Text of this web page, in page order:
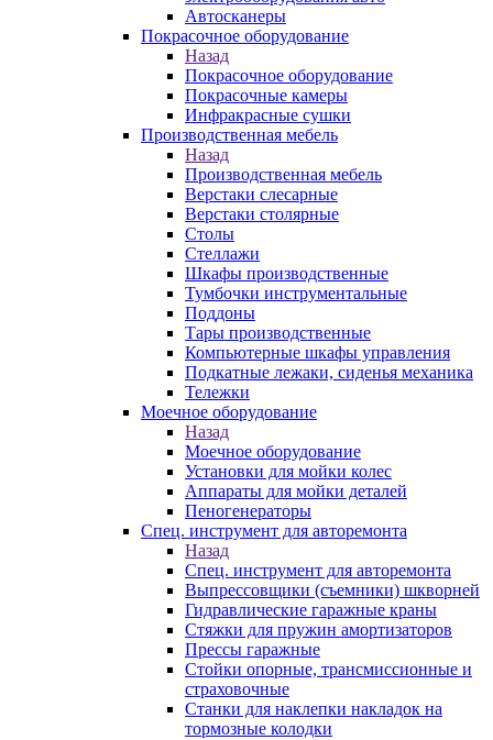
Автосканеры
Покрасочное оборудование
Назад
Покрасочное оборудование
Покрасочные камеры
Инфракрасные сушки
Производственная мебель
Назад
Производственная мебель
Верстаки слесарные
Верстаки столярные
Столы
Стеллажи
Шкафы производственные
Тумбочки инструментальные
Поддоны
Тары производственные
Компьютерные шкафы управления
Подкатные лежаки, сиденья механика
Тележки
Моечное оборудование
Назад
Моечное оборудование
Установки для мойки колес
Аппараты для мойки деталей
Пеногенераторы
Спец. инструмент для авторемонта
Назад
Спец. инструмент для авторемонта
Выпрессовщики (съемники) шкворней
Гидравлические гаражные краны
Стяжки для пружин амортизаторов
Прессы гаражные
Стойки опорные, трансмиссионные и
страховочные
Станки для наклепки накладок на
тормозные колодки